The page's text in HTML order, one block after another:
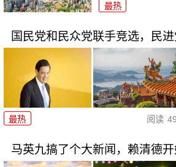
最热
国民党和民众党联手竞选，民
最热 阅读
马英九搞了个大新闻，赖清德